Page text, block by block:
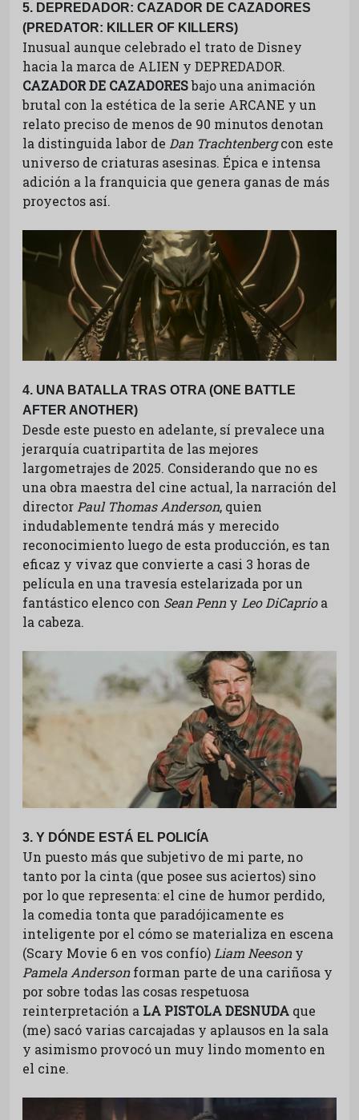
5. DEPREDADOR: CAZADOR DE CAZADORES
(PREDATOR: KILLER OF KILLERS)
Inusual aunque celebrado el trato de Disney
hacia la marca de ALIEN y DEPREDADOR.
CAZADOR DE CAZADORESbajo una animación
brutal con la estética de la serie ARCANE y un
relato preciso de menos de 90 minutos denotan
la distinguida labor de Dan Trachtenbergcon este
universo de criaturas asesinas. Épica e intensa
adición a la franquicia que genera ganas de más
proyectos así.
4. UNA BATALLA TRAS OTRA (ONE BATTLE
AFTER ANOTHER)
Desde este puesto en adelante, sí prevalece una
jerarquía cuatripartita de las mejores
largometrajes de 2025. Considerando que no es
una obra maestra del cine actual, la narración del
director Paul Thomas Anderson, quien
indudablemente tendrá más y merecido
reconocimiento luego de esta producción, es tan
eficaz y vivaz que convierte a casi 3 horas de
película en una travesía estelarizada por un
fantástico elenco con Sean Penny Leo DiCaprioa
la cabeza.
3. Y DÓNDE ESTÁ EL POLICÍA
Un puesto más que subjetivo de mi parte, no
tanto por la cinta (que posee sus aciertos) sino
por lo que representa: el cine de humor perdido,
la comedia tonta que paradójicamente es
inteligente por el cómo se materializa en escena
(Scary Movie 6 en vos confío) Liam Neesony
Pamela Andersonforman parte de una cariñosa y
por sobre todas las cosas respetuosa
reinterpretación a LA PISTOLA DESNUDA que
(me) sacó varias carcajadas y aplausos en la sala
y asimismo provocó un muy lindo momento en
el cine.